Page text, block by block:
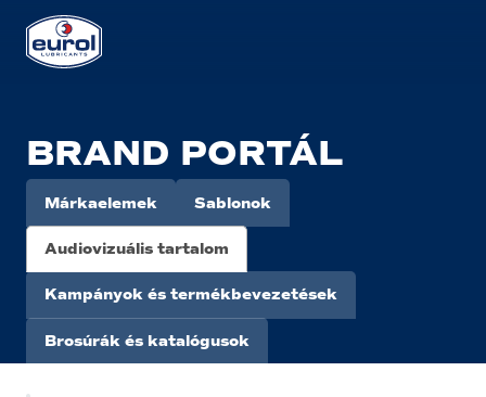
BRAND PORTÁL
Márkaelemek Sablonok
Audiovizuális tartalom
Kampányok és termékbevezetések
Brosúrák és katalógusok